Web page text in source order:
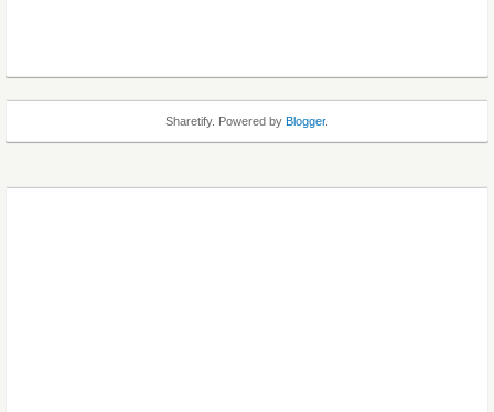
Sharetify. Powered by Blogger.